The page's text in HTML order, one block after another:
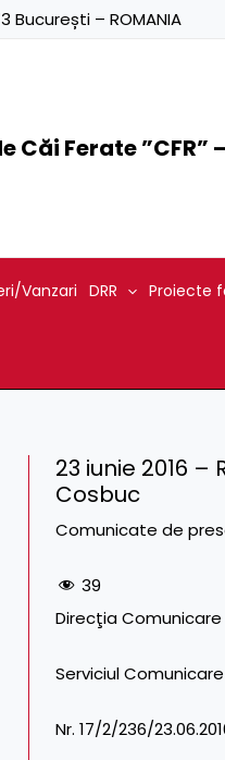
București – ROMANIA
Ferate ”CFR”
Vanzari DRR Proiecte
23 iunie 2016
Cosbuc
Comunicate de
39
Direcţia
Serviciul
Nr. 17/2/236/